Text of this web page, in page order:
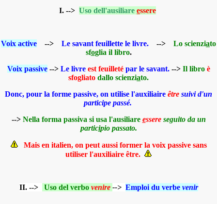
I. --> Uso dell'ausiliare essere
Voix active --> Le savant feuillette le livre. --> Lo scienziato
sfoglia il libro.
Voix passive--> Le livre est feuilletépar le savant.--> Il libro è
sfogliato dallo scienziato.
Donc, pour la forme passive, on utilise l'auxiliaire être suivi d'un
participe passé.
--> Nella forma passiva si usa l'ausiliare essere seguito da un
participio passato.
Mais en italien, on peut aussi former la voix passive sans
utiliser l'auxiliaire être.
II. --> Uso del verbo venire --> Emploi du verbe venir